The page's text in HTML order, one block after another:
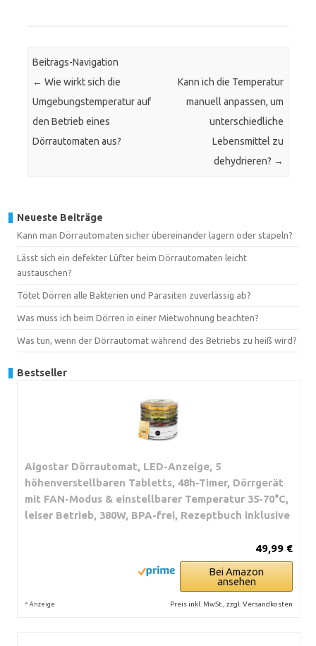
Beitrags-Navigation
← Wie wirkt sich die
Umgebungstemperatur auf
den Betrieb eines
Dörrautomaten aus?
Kann ich die Temperatur
manuell anpassen, um
unterschiedliche
Lebensmittel zu
dehydrieren? →
Neueste Beiträge
Kann man Dörrautomaten sicher übereinander lagern oder stapeln?
Lässt sich ein defekter Lüfter beim Dörrautomaten leicht
austauschen?
Tötet Dörren alle Bakterien und Parasiten zuverlässig ab?
Was muss ich beim Dörren in einer Mietwohnung beachten?
Was tun, wenn der Dörrautomat während des Betriebs zu heiß wird?
Bestseller
Aigostar Dörrautomat, LED-Anzeige, 5
höhenverstellbaren Tabletts, 48h-Timer, Dörrgerät
mit FAN-Modus & einstellbarer Temperatur 35-70°C,
leiser Betrieb, 380W, BPA-frei, Rezeptbuch inklusive
49,99 €
Bei Amazon
ansehen
* Anzeige Preis inkl. MwSt., zzgl. Versandkosten